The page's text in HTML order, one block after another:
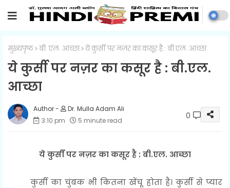
मुख्यपृष्ठ बी. एल. आच्छा ये कुर्सी पर नज़र का कसूर है : बी.एल. आच्छा
ये कुर्सी पर नज़र का कसूर है : बी.एल.
आच्छा
Dr. Mulla Adam Ali
3:10 pm
5 minute read 0
ये कुर्सी पर नज़र का कसूर है : बी.एल. आच्छा
कुर्सी का चुंबक भी कितना खेंचू होता है। कुर्सी से प्यार